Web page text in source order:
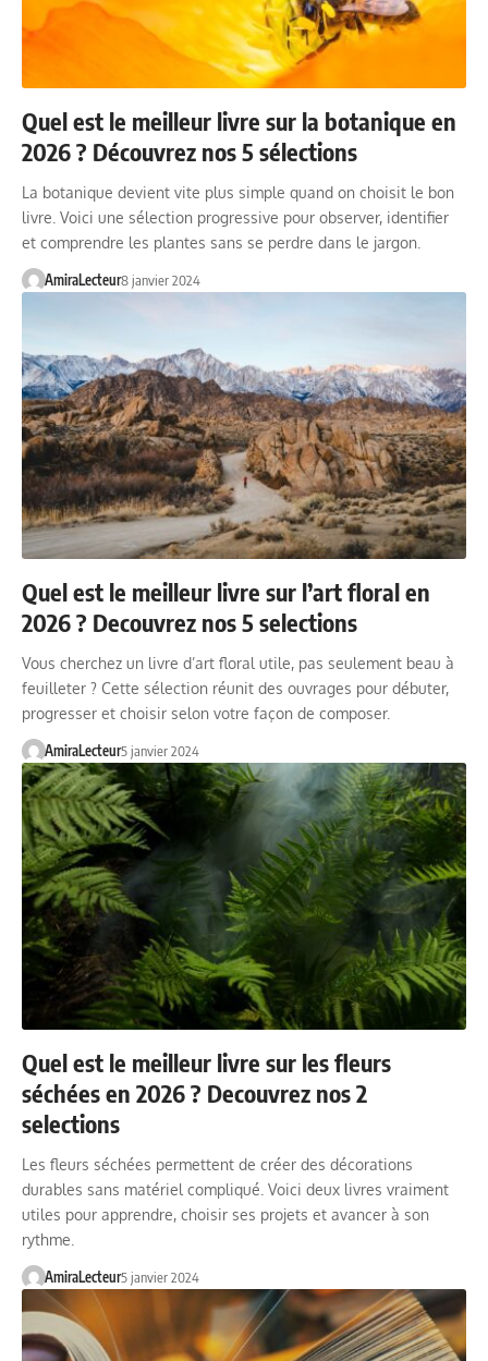
Quel est le meilleur livre sur la botanique en
2026 ? Découvrez nos 5 sélections
La botanique devient vite plus simple quand on choisit le bon
livre. Voici une sélection progressive pour observer, identifier
et comprendre les plantes sans se perdre dans le jargon.
AmiraLecteur8 janvier 2024
Quel est le meilleur livre sur l’art floral en
2026 ? Decouvrez nos 5 selections
Vous cherchez un livre d’art floral utile, pas seulement beau à
feuilleter ? Cette sélection réunit des ouvrages pour débuter,
progresser et choisir selon votre façon de composer.
AmiraLecteur5 janvier 2024
Quel est le meilleur livre sur les fleurs
séchées en 2026 ? Decouvrez nos 2
selections
Les fleurs séchées permettent de créer des décorations
durables sans matériel compliqué. Voici deux livres vraiment
utiles pour apprendre, choisir ses projets et avancer à son
rythme.
AmiraLecteur5 janvier 2024